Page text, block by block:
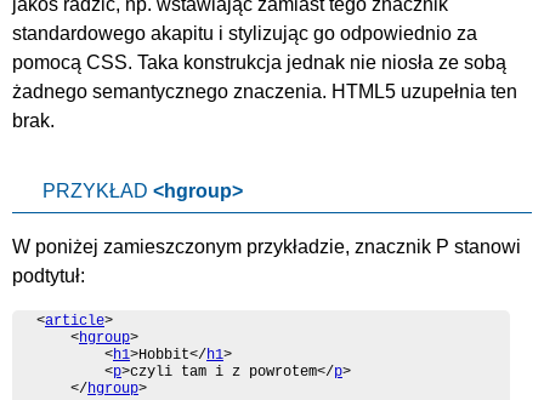
jakoś radzić, np. wstawiając zamiast tego znacznik
standardowego akapitu i stylizując go odpowiednio za
pomocą CSS. Taka konstrukcja jednak nie niosła ze sobą
żadnego semantycznego znaczenia. HTML5 uzupełnia ten
brak.
PRZYKŁAD <hgroup>
W poniżej zamieszczonym przykładzie, znacznik P stanowi
podtytuł:
<article>
	<
hgroup>
		<
h1>Hobbit</h1>
		<
p>czyli tam i z powrotem</p>
	</
hgroup>